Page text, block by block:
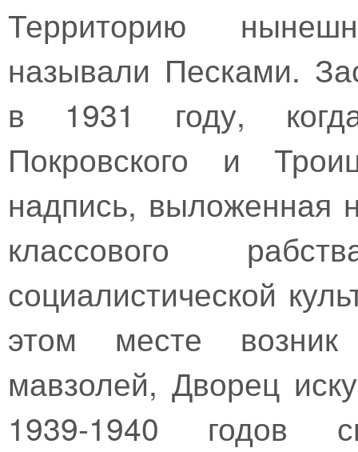
Территорию
называли Песками.
в 1931 году,
Покровского и
надпись, выложенная
классового
социалистической
этом месте
мавзолей, Дворец
1939-1940 годов